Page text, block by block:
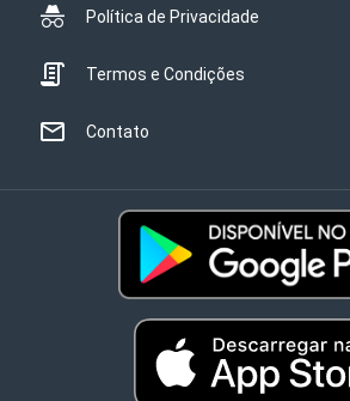
Política de Privacidade
Termos e Condições
Contato